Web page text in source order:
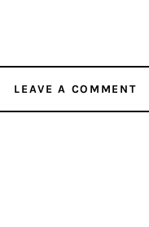
LEAVE A COMMENT